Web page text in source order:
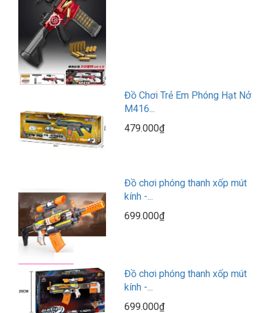
Đồ Chơi Trẻ Em Phóng Hạt Nở
M416...
479.000₫
Đồ chơi phóng thanh xốp mút
kính -...
699.000₫
Đồ chơi phóng thanh xốp mút
kính -...
699.000₫